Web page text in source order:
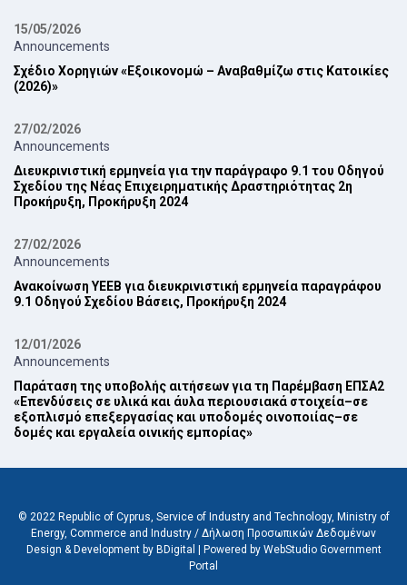
15/05/2026
Announcements
Σχέδιο Χορηγιών «Εξοικονομώ – Αναβαθμίζω στις Κατοικίες
(2026)»
27/02/2026
Announcements
Διευκρινιστική ερμηνεία για την παράγραφο 9.1 του Οδηγού
Σχεδίου της Νέας ‎Επιχειρηματικής Δραστηριότητας 2η
Προκήρυξη, Προκήρυξη 2024‎
27/02/2026
Announcements
Ανακοίνωση ΥΕΕΒ για διευκρινιστική ερμηνεία παραγράφου
9.1 Οδηγού Σχεδίου Βάσεις, Προκήρυξη 2024‎
12/01/2026
Announcements
Παράταση της υποβολής αιτήσεων για τη Παρέμβαση ΕΠ‎ΣΑ2
‎«Επενδύσεις σε υλικά και άυλα περιουσιακά στοιχεία–σε
εξοπλισμό επεξεργασίας και ‎υποδομές οινοποιίας–σε
δομές και εργαλεία οινικής εμπορίας»‎
© 2022 Republic of Cyprus, Service of Industry and Technology, Ministry of
Energy, Commerce and Industry / Δήλωση Προσωπικών Δεδομένων
Design & Development by BDigital
Powered by WebStudio Government
Portal